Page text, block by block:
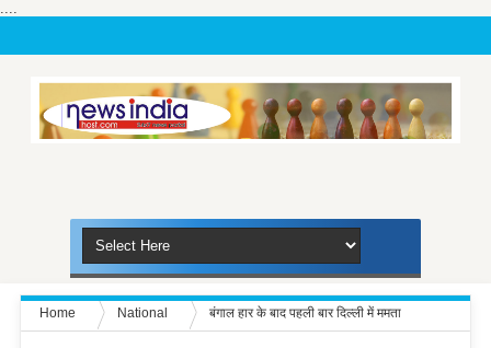
....
Home National बंगाल हार के बाद पहली बार दिल्ली में ममता